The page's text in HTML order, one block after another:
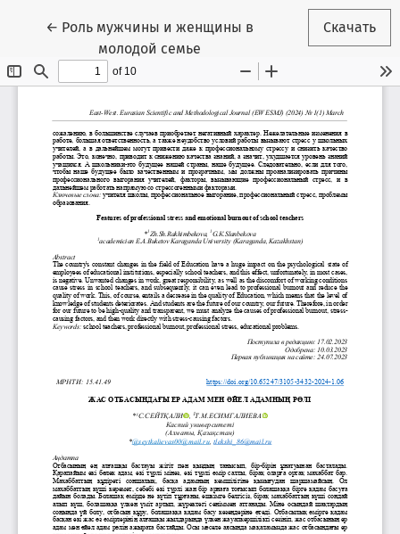
← Вернуться к Подробностям о статье
Роль мужчины и женщины в
молодой семье
Скачать